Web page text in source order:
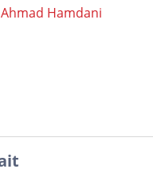
Hamdani